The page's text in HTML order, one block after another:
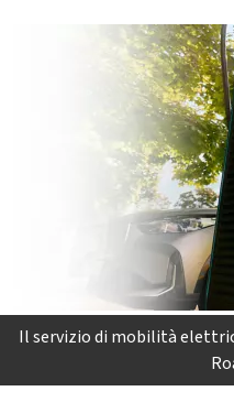
Il servizio di mobilità